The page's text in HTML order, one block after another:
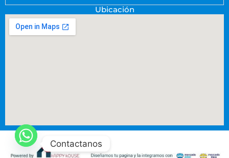
Ubicación
Contactanos